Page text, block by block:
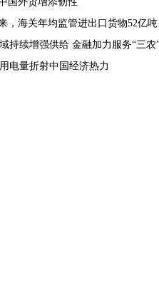
持续增强供给 金融加力服务“三农
电量折射中国经济热力